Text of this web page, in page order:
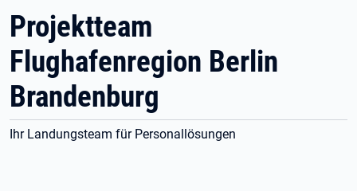
Projektteam
Flughafenregion Berlin
Brandenburg
Ihr Landungsteam für Personallösungen